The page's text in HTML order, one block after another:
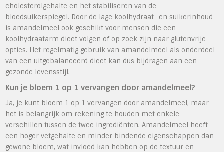
cholesterolgehalte en het stabiliseren van de
bloedsuikerspiegel. Door de lage koolhydraat- en suikerinhoud
is amandelmeel ook geschikt voor mensen die een
koolhydraatarm dieet volgen of op zoek zijn naar glutenvrije
opties. Het regelmatig gebruik van amandelmeel als onderdeel
van een uitgebalanceerd dieet kan dus bijdragen aan een
gezonde levensstijl.
Kun je bloem 1 op 1 vervangen door amandelmeel?
Ja, je kunt bloem 1 op 1 vervangen door amandelmeel, maar
het is belangrijk om rekening te houden met enkele
verschillen tussen de twee ingrediënten. Amandelmeel heeft
een hoger vetgehalte en minder bindende eigenschappen dan
gewone bloem, wat invloed kan hebben op de textuur en